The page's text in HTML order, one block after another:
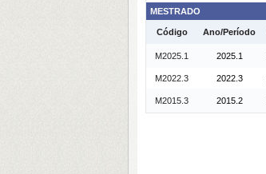
MESTRADO
Código Ano/Período
M2025.1 2025.1
M2022.3 2022.3
M2015.3 2015.2